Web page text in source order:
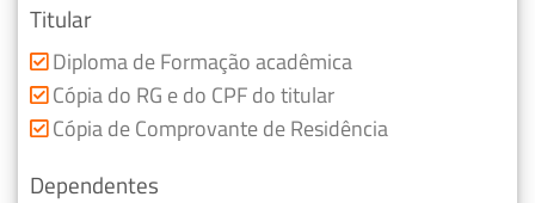
Titular
Diploma de Formação acadêmica
Cópia do RG e do CPF do titular
Cópia de Comprovante de Residência
Dependentes